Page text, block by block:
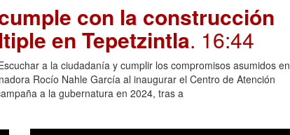
con la construcción
en Tepetzintla. 16:44
a la ciudadanía y cumplir los compromisos asumidos en
Rocío Nahle García al inaugurar el Centro de Atención
a la gubernatura en 2024, tras a